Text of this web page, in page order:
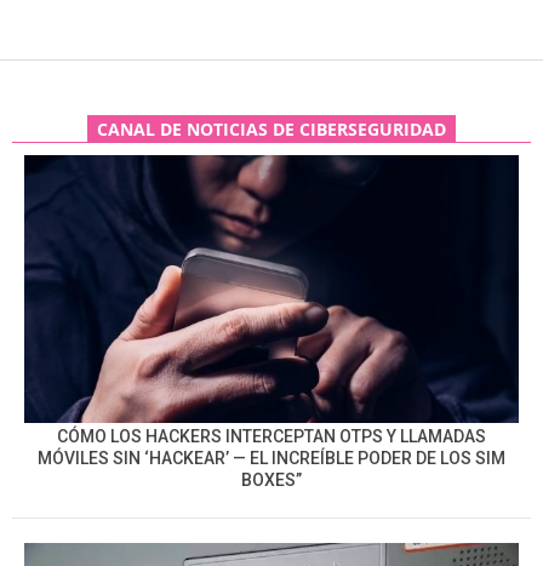
CANAL DE NOTICIAS DE CIBERSEGURIDAD
CÓMO LOS HACKERS INTERCEPTAN OTPS Y LLAMADAS
MÓVILES SIN ‘HACKEAR’ — EL INCREÍBLE PODER DE LOS SIM
BOXES”